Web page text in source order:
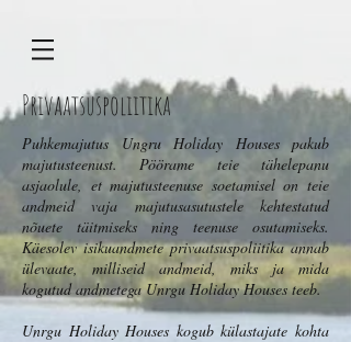
Privaatsuspoliitika
Puhkemajutus Ungru Holiday Houses pakub
majutusteenust. Pöörame teie tähelepanu
asjaolule, et majutusteenuse soetamisel on teie
andmeid vaja majutusasutustele kehtestatud
nõuete täitmiseks ning teenuse osutamiseks.
Käesolev isikuandmete privaatsuspoliitika annab
ülevaate, milliseid andmeid, miks ja mida
kogutud andmetega Unrgu Holiday Houses teeb.
Unrgu Holiday Houses kogub külastajate kohta